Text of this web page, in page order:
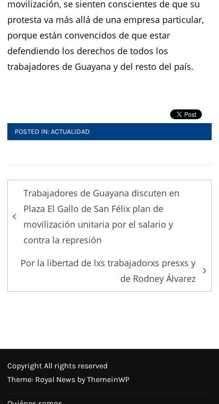
movilización, se sienten conscientes de que su
protesta va más allá de una empresa particular,
porque están convencidos de que estar
defendiendo los derechos de todos los
trabajadores de Guayana y del resto del país.
POSTED IN:ACTUALIDAD
Post
navigation
Trabajadores de Guayana discuten en
Plaza El Gallo de San Félix plan de
movilización unitaria por el salario y
contra la represión
Por la libertad de lxs trabajadorxs presxs y
de Rodney Álvarez
Copyright All rights reserved
Theme: Royal News by ThemeinWP